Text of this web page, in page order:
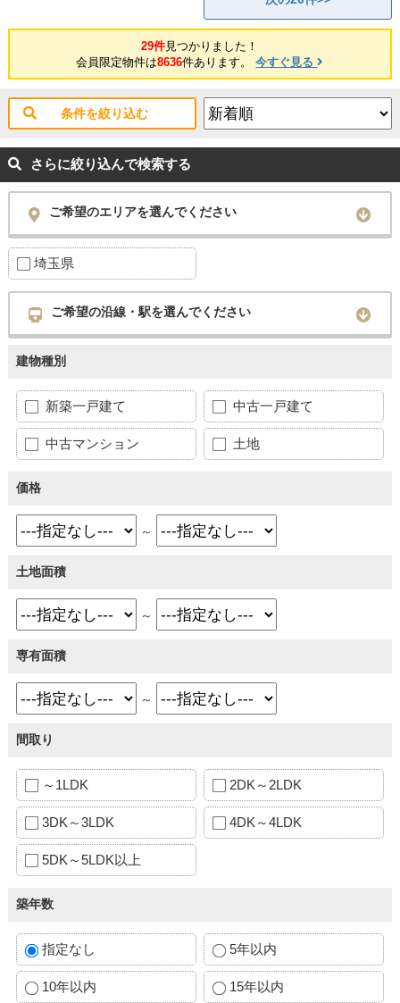
29件見つかりました！
会員限定物件は8636件あります。今すぐ見る
条件を絞り込む
さらに絞り込んで検索する
ご希望のエリアを選んでください
埼玉県
ご希望の沿線・駅を選んでください
建物種別
新築一戸建て 中古一戸建て
中古マンション 土地
価格
～
土地面積
～
専有面積
～
間取り
～1LDK 2DK～2LDK
3DK～3LDK 4DK～4LDK
5DK～5LDK以上
築年数
指定なし 5年以内
10年以内 15年以内